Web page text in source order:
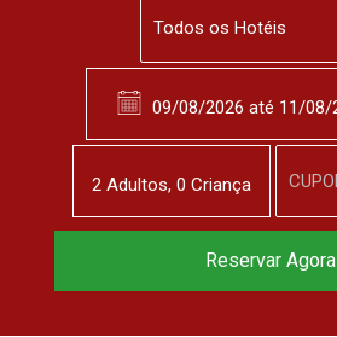
2 Adultos, 0 Criança
Reservar Agora